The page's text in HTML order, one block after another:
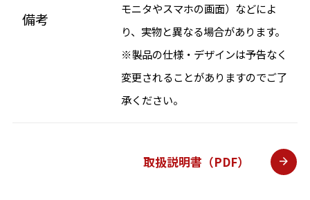
備考
モニタやスマホの画面）などによ
り、実物と異なる場合があります。
※製品の仕様・デザインは予告なく
変更されることがありますのでご了
承ください。
取扱説明書（PDF）